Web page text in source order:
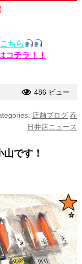
ちら
コチラ！！
486 ビュー
店舗ブログ 春
日井店ニュース
です！